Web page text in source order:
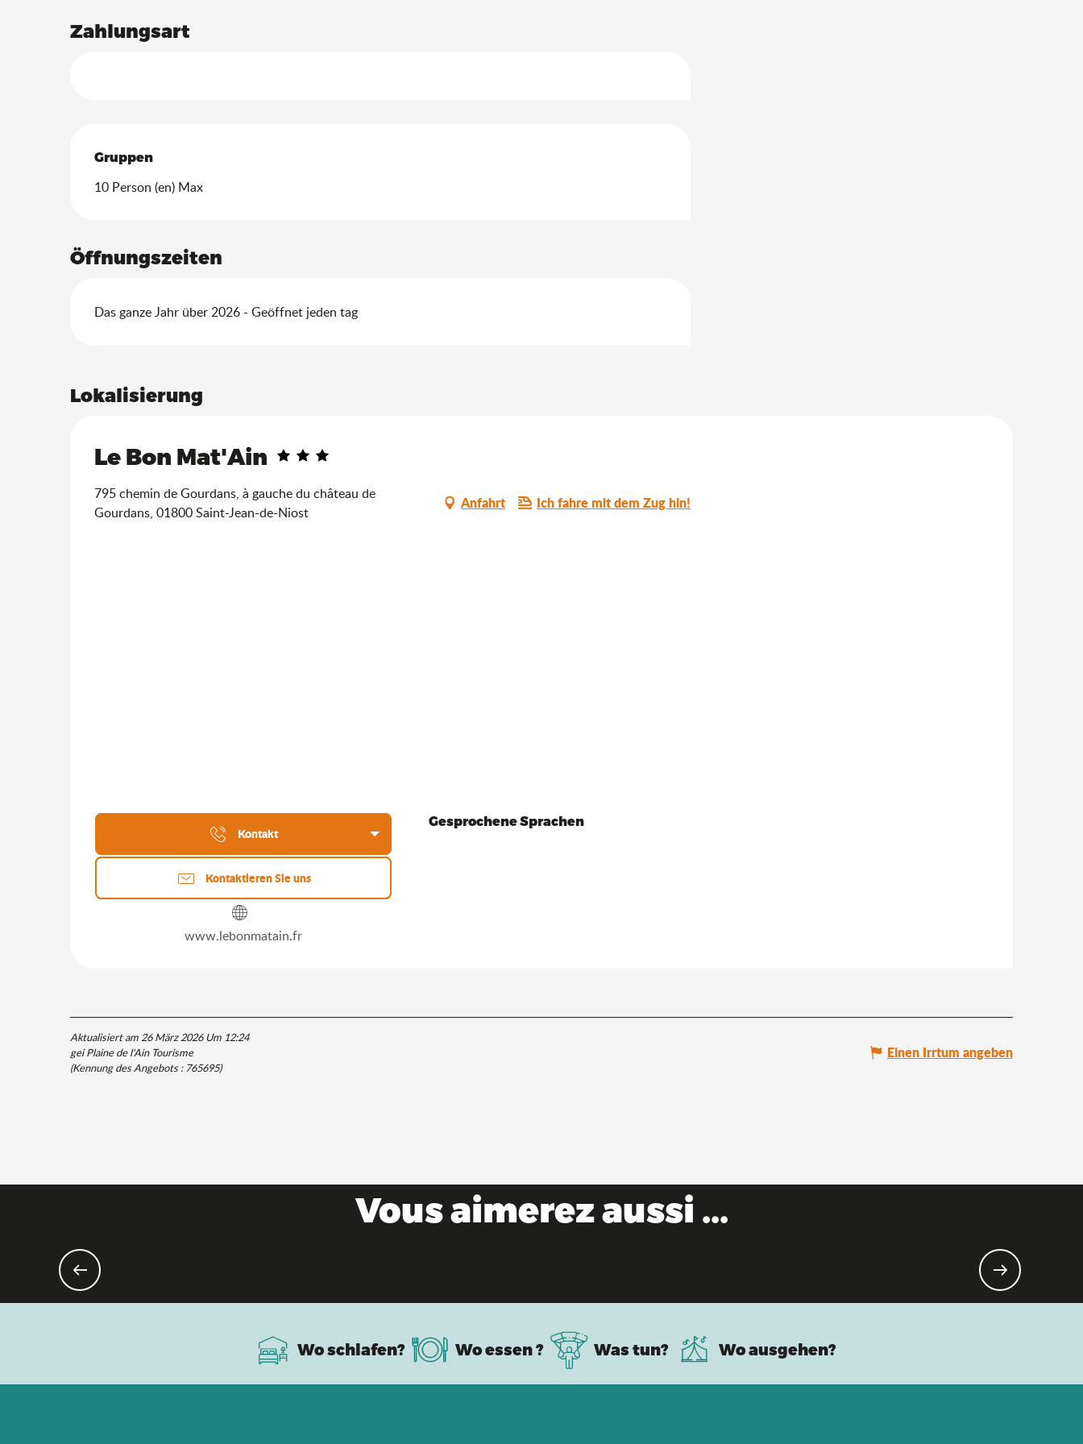
Zahlungsart
Gruppen
Gruppen
10 Person (en) Max
Öffnungszeiten
Das ganze Jahr über 2026 - Geöffnet jeden tag
Lokalisierung
Le Bon Mat'Ain
795 chemin de Gourdans, à gauche du château de
Gourdans, 01800 Saint-Jean-de-Niost
Anfahrt Ich fahre mit dem Zug hin!
Kontakt
Kontaktieren Sie uns
www.lebonmatain.fr
Gesprochene Sprachen
Gesprochene Sprachen
Aktualisiert am 26 März 2026 Um 12:24
gei Plaine de l'Ain Tourisme
(Kennung des Angebots :765695)
Einen Irrtum angeben
Vous aimerez aussi ...
Wo schlafen? Wo essen ? Was tun? Wo ausgehen?